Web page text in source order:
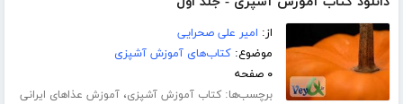
از: امیر علی صحرایی
موضوع:کتاب‌های آموزش آشپزی
۰ صفحه
برچسب‌ها:کتاب آموزش آشپزی،آموزش عذاهای ایرانی